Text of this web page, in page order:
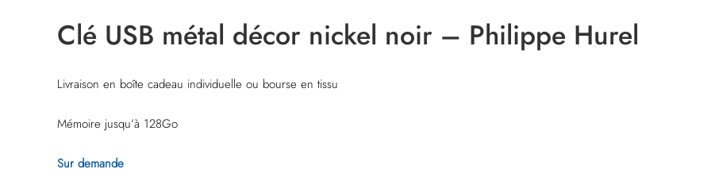
Clé USB métal décor nickel noir – Philippe Hurel
Livraison en boîte cadeau individuelle ou bourse en tissu
Mémoire jusqu’à 128Go
Sur demande